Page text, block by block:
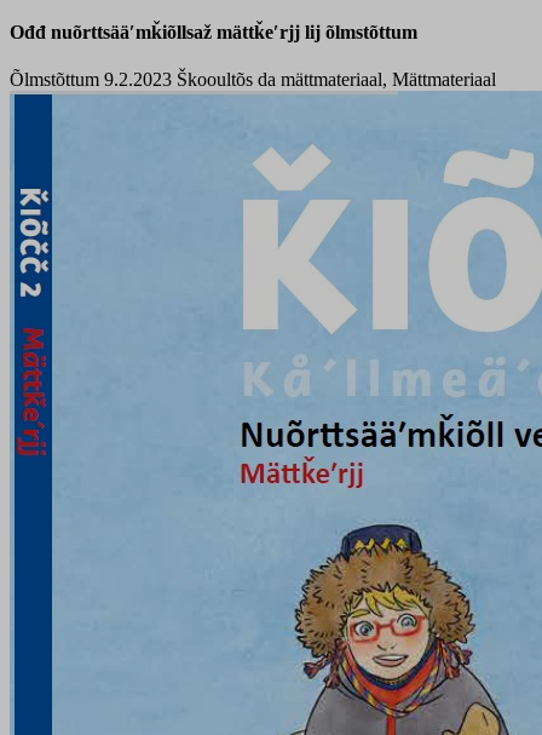
Ođđ nuõrttsääʹmǩiõllsaž mättǩeʹrjj lij õlmstõttum
Õlmstõttum 9.2.2023 Škooultõs da mättmateriaal, Mättmateriaal